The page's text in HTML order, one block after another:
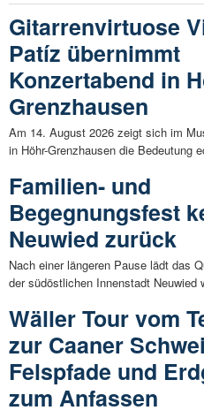
Gitarrenvirtuose
Patíz übernimmt
Konzertabend in
Grenzhausen
Am 14. August 2026 zeigt sich im
in Höhr-Grenzhausen die Bedeutung
Familien- und
Begegnungsfest
Neuwied zurück
Nach einer längeren Pause lädt das
der südöstlichen Innenstadt Neuwied
Wäller Tour vom
zur Caaner
Felspfade und
zum Anfassen